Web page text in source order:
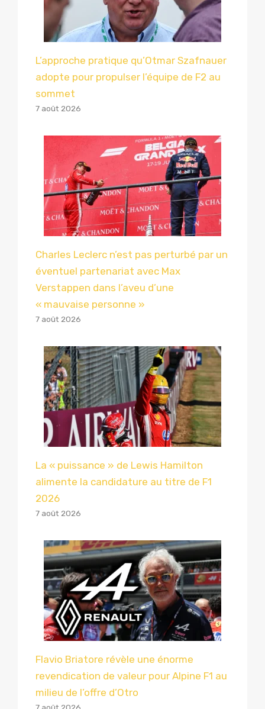
L’approche pratique qu’Otmar Szafnauer
adopte pour propulser l’équipe de F2 au
sommet
7 août 2026
Charles Leclerc n’est pas perturbé par un
éventuel partenariat avec Max
Verstappen dans l’aveu d’une
« mauvaise personne »
7 août 2026
La « puissance » de Lewis Hamilton
alimente la candidature au titre de F1
2026
7 août 2026
Flavio Briatore révèle une énorme
revendication de valeur pour Alpine F1 au
milieu de l’offre d’Otro
7 août 2026